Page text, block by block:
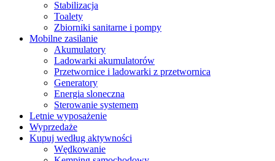
Stabilizacja
Toalety
Zbiorniki sanitarne i pompy
Mobilne zasilanie
Akumulatory
Ladowarki akumulatorów
Przetwornice i ladowarki z przetwornica
Generatory
Energia sloneczna
Sterowanie systemem
Letnie wyposażenie
Wyprzedaże
Kupuj według aktywności
Wędkowanie